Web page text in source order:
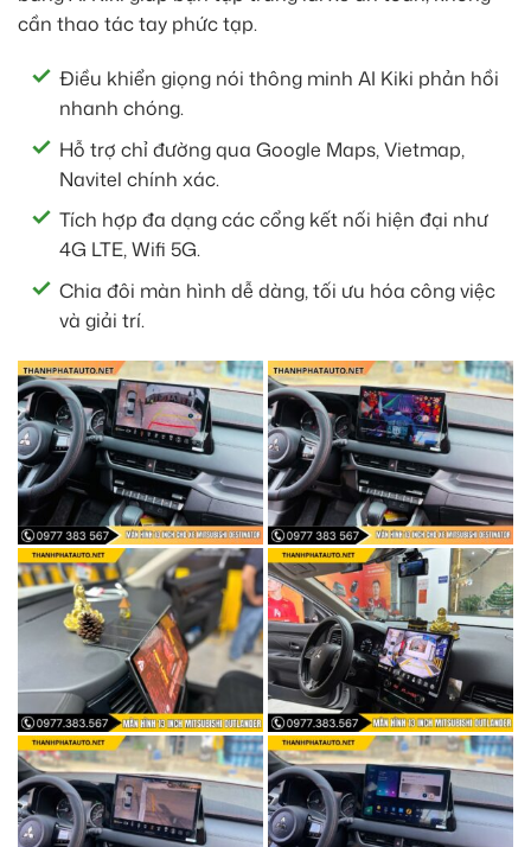
cần thao tác tay phức tạp.
Điều khiển giọng nói thông minh AI Kiki phản hồi
nhanh chóng.
Hỗ trợ chỉ đường qua Google Maps, Vietmap,
Navitel chính xác.
Tích hợp đa dạng các cổng kết nối hiện đại như
4G LTE, Wifi 5G.
Chia đôi màn hình dễ dàng, tối ưu hóa công việc
và giải trí.